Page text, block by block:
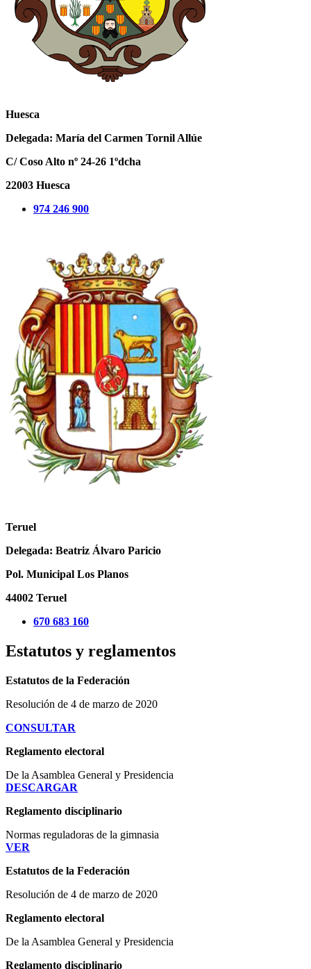
Huesca
Delegada: María del Carmen Tornil Allúe
C/ Coso Alto nº 24-26 1ºdcha
22003 Huesca
974 246 900
Teruel
Delegada: Beatriz Álvaro Paricio
Pol. Municipal Los Planos
44002 Teruel
670 683 160
Estatutos y reglamentos
Estatutos de la Federación
Resolución de 4 de marzo de 2020
CONSULTAR
Reglamento electoral
De la Asamblea General y Presidencia
DESCARGAR
Reglamento disciplinario
Normas reguladoras de la gimnasia
VER
Estatutos de la Federación
Resolución de 4 de marzo de 2020
Reglamento electoral
De la Asamblea General y Presidencia
Reglamento disciplinario